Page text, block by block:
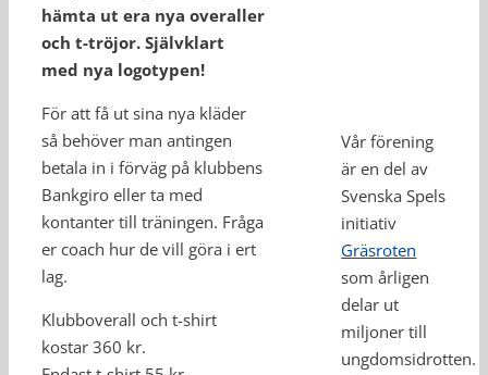
hämta ut era nya overaller
och t-tröjor. Självklart
med nya logotypen!
För att få ut sina nya kläder
så behöver man antingen
betala in i förväg på klubbens
Bankgiro eller ta med
kontanter till träningen. Fråga
er coach hur de vill göra i ert
lag.
Klubboverall och t-shirt
kostar 360 kr.
Vår förening
är en del av
Svenska Spels
initiativ
Gräsroten
som årligen
delar ut
miljoner till
ungdomsidrotten.